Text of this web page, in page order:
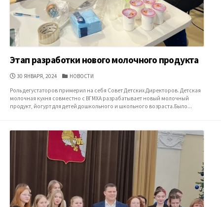
Этап разработки нового молочного продукта
ДАТА
30 ЯНВАРЯ, 2024 КАТЕГОРИИ
НОВОСТИ
Роль дегустаторов примерил на себя Совет Детских Директоров. Детская
молочная кухня совместно с ВГМХА разрабатывает новый молочный
продукт, йогурт для детей дошкольного и школьного возраста.Было...